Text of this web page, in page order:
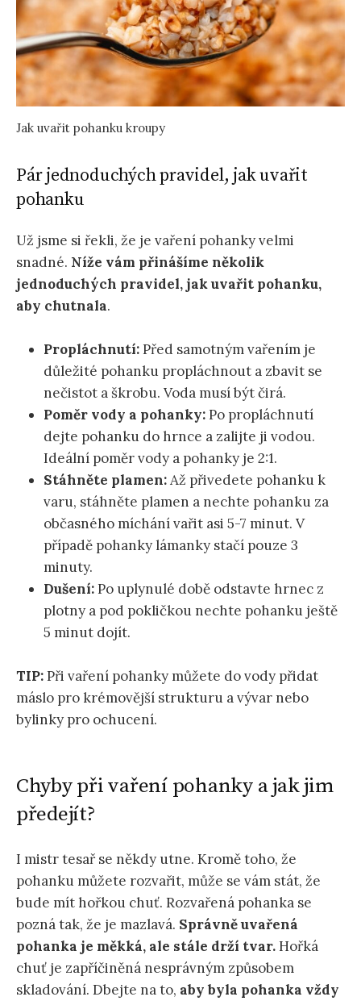
Jak uvařit pohanku kroupy
Pár jednoduchých pravidel, jak uvařit
pohanku
Už jsme si řekli, že je vaření pohanky velmi
snadné. Níže vám přinášíme několik
jednoduchých pravidel, jak uvařit pohanku,
aby chutnala.
Propláchnutí:Před samotným vařením je
důležité pohanku propláchnout a zbavit se
nečistot a škrobu. Voda musí být čirá.
Poměr vody a pohanky:Po propláchnutí
dejte pohanku do hrnce a zalijte ji vodou.
Ideální poměr vody a pohanky je 2:1.
Stáhněte plamen:Až přivedete pohanku k
varu, stáhněte plamen a nechte pohanku za
občasného míchání vařit asi 5-7 minut. V
případě pohanky lámanky stačí pouze 3
minuty.
Dušení:Po uplynulé době odstavte hrnec z
plotny a pod pokličkou nechte pohanku ještě
5 minut dojít.
TIP:Při vaření pohanky můžete do vody přidat
máslo pro krémovější strukturu a vývar nebo
bylinky pro ochucení.
Chyby při vaření pohanky a jak jim
předejít?
I mistr tesař se někdy utne. Kromě toho, že
pohanku můžete rozvařit, může se vám stát, že
bude mít hořkou chuť. Rozvařená pohanka se
pozná tak, že je mazlavá. Správně uvařená
pohanka je měkká, ale stále drží tvar.Hořká
chuť je zapříčiněná nesprávným způsobem
skladování. Dbejte na to, aby byla pohanka vždy